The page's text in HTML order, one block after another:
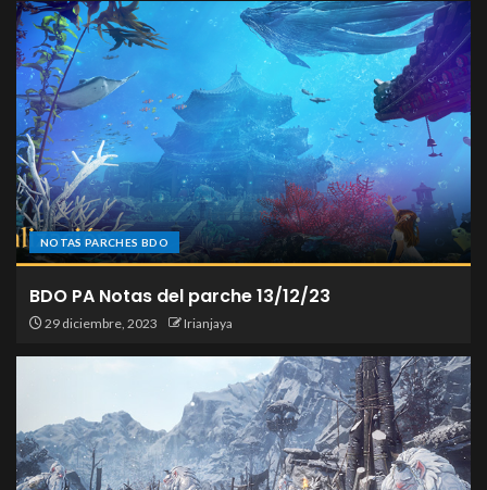
NOTAS PARCHES BDO
BDO PA Notas del parche 13/12/23
29 diciembre, 2023 Irianjaya